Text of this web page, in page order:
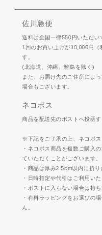
佐川急便
送料は全国一律550円いただい
1回のお買い上げが10,000円（
す。
(北海道、沖縄、離島を除く)
また、お届け先のご住所によ
場合もございます。
ネコポス
商品を配送先のポストへ投函す
※下記をご了承の上、ネコポス
・ネコポス商品を複数ご購入
ていただくことがございます。
・商品は厚み2.5cm以内に折り
・日時指定や代引はご利用いた
・ポストに入らない場合は持ち
・有料ラッピングをお選びの
ん。